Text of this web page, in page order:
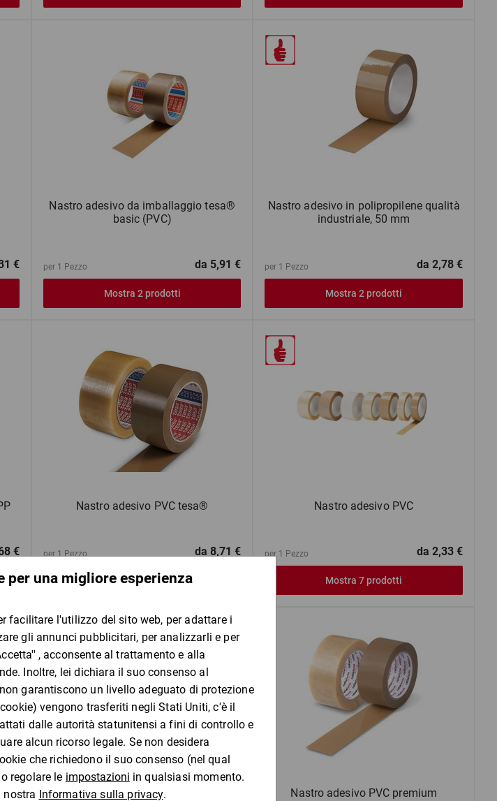
€
Nastro adesivo da imballaggio tesa®
basic (PVC)
per 1 Pezzo da 5,91 €
Mostra 2 prodotti
Nastro adesivo in polipropilene qualità
industriale, 50 mm
per 1 Pezzo da 2,78 €
Mostra 2 prodotti
€
Nastro adesivo PVC tesa®
per 1 Pezzo da 8,71 €
Mostra 2 prodotti
Nastro adesivo PVC
per 1 Pezzo da 2,33 €
Mostra 7 prodotti
Nastro adesivo PVC professionale Nastro adesivo PVC premium